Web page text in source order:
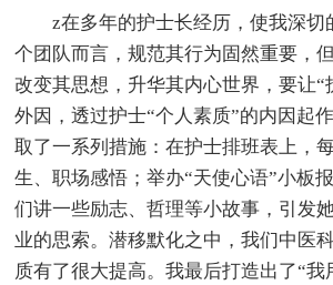
z在多年的护士长经历，使我深切
个团队而言，规范其行为固然重要，
改变其思想，升华其内心世界，要让“
外因，透过护士“个人素质”的内因起
取了一系列措施：在护士排班表上，
生、职场感悟；举办“天使心语”小板
们讲一些励志、哲理等小故事，引发
业的思索。潜移默化之中，我们中医
质有了很大提高。我最后打造出了“我